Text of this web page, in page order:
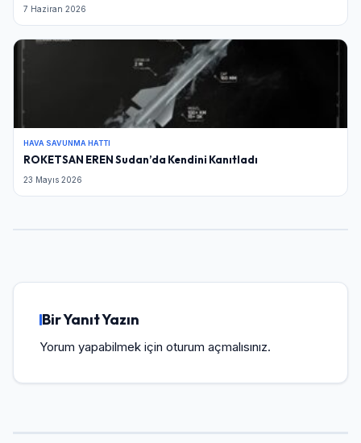
7 Haziran 2026
HAVA SAVUNMA HATTI
ROKETSAN EREN Sudan’da Kendini Kanıtladı
23 Mayıs 2026
Bir Yanıt Yazın
Yorum yapabilmek için oturum açmalısınız.